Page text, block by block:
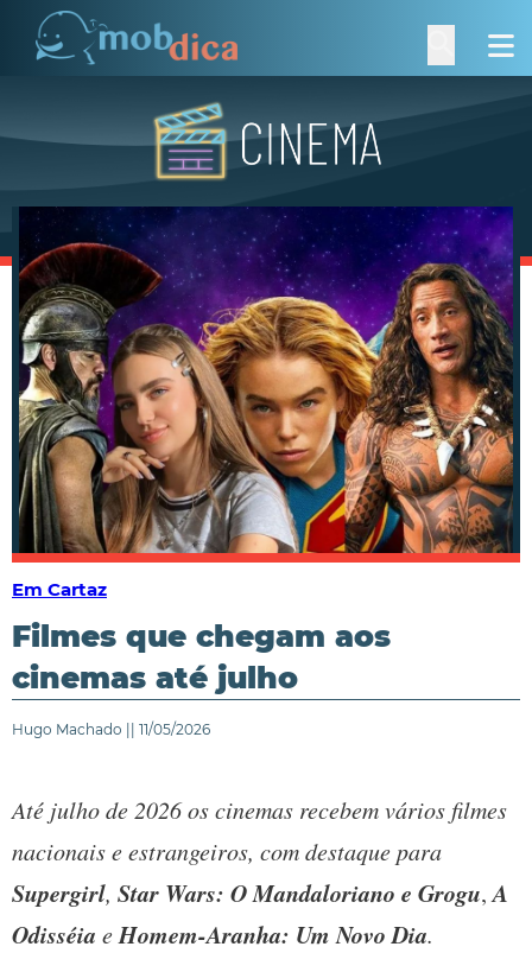
Em Cartaz
Filmes que chegam aos
cinemas até julho
Hugo Machado || 11/05/2026
Até julho de 2026 os cinemas recebem vários filmes
nacionais e estrangeiros, com destaque para
Supergirl, Star Wars: O Mandaloriano e Grogu,A
Odisséia eHomem-Aranha: Um Novo Dia.